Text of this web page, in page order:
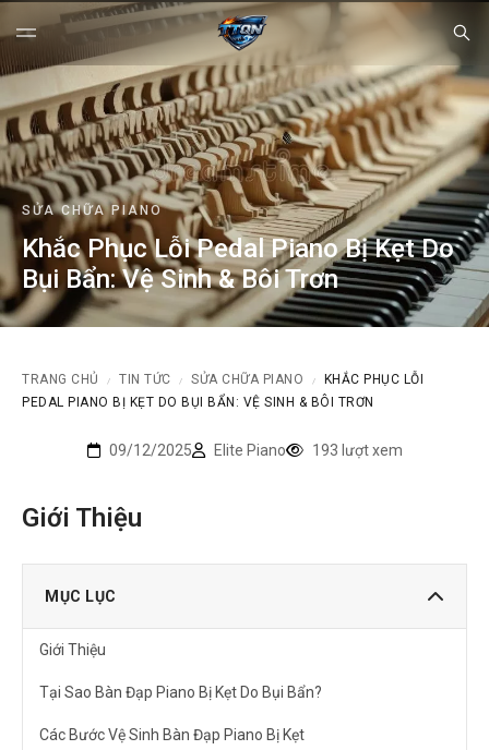
SỬA CHỮA PIANO
Khắc Phục Lỗi Pedal Piano Bị Kẹt Do
Bụi Bẩn: Vệ Sinh & Bôi Trơn
TRANG CHỦ / TIN TỨC / SỬA CHỮA PIANO /
KHẮC PHỤC LỖI
PEDAL PIANO BỊ KẸT DO BỤI BẨN: VỆ SINH & BÔI TRƠN
09/12/2025 Elite Piano 193 lượt xem
Giới Thiệu
MỤC LỤC
Giới Thiệu
Tại Sao Bàn Đạp Piano Bị Kẹt Do Bụi Bẩn?
Các Bước Vệ Sinh Bàn Đạp Piano Bị Kẹt